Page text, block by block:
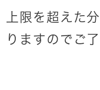
上限を超えた
りますのでご